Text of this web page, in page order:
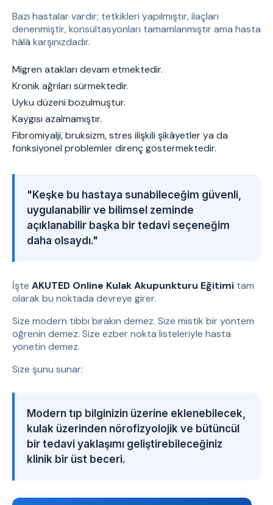
Bazı hastalar vardır; tetkikleri yapılmıştır, ilaçları
denenmiştir, konsültasyonları tamamlanmıştır ama hasta
hâlâ karşınızdadır.
Migren atakları devam etmektedir.
Kronik ağrıları sürmektedir.
Uyku düzeni bozulmuştur.
Kaygısı azalmamıştır.
Fibromiyalji, bruksizm, stres ilişkili şikâyetler ya da
fonksiyonel problemler direnç göstermektedir.
"Keşke bu hastaya sunabileceğim güvenli,
uygulanabilir ve bilimsel zeminde
açıklanabilir başka bir tedavi seçeneğim
daha olsaydı."
İşte AKUTED Online Kulak Akupunkturu Eğitimi tam
olarak bu noktada devreye girer.
Size modern tıbbı bırakın demez. Size mistik bir yöntem
öğrenin demez. Size ezber nokta listeleriyle hasta
yönetin demez.
Size şunu sunar:
Modern tıp bilginizin üzerine eklenebilecek,
kulak üzerinden nörofizyolojik ve bütüncül
bir tedavi yaklaşımı geliştirebileceğiniz
klinik bir üst beceri.